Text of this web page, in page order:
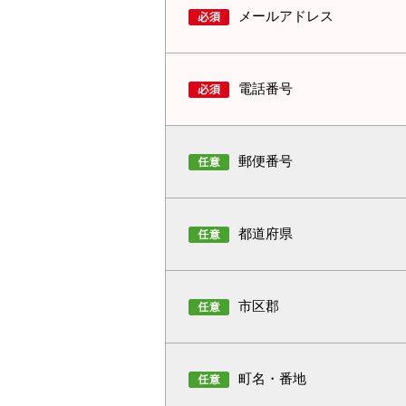
メールアドレス
電話番号
郵便番号
都道府県
市区郡
町名・番地